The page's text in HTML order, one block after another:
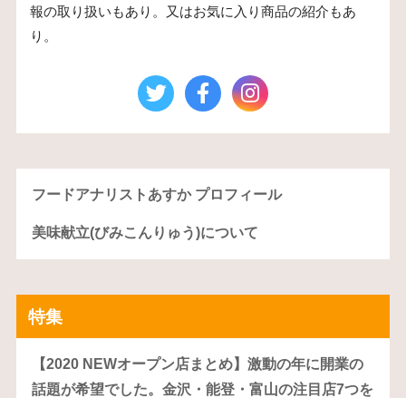
報の取り扱いもあり。又はお気に入り商品の紹介もあ
り。
フードアナリストあすか プロフィール
美味献立(びみこんりゅう)について
特集
【2020 NEWオープン店まとめ】激動の年に開業の
話題が希望でした。金沢・能登・富山の注目店7つを